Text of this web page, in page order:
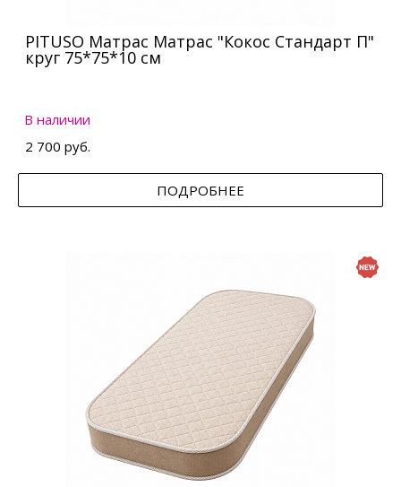
PITUSO Матрас Матрас "Кокос Стандарт П"
круг 75*75*10 см
В наличии
2 700 руб.
ПОДРОБНЕЕ